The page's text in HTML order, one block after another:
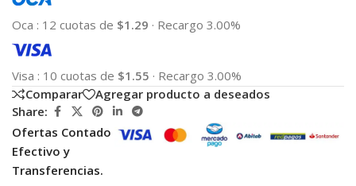
Oca : 12 cuotas de $1.29 · Recargo 3.00%
Visa : 10 cuotas de $1.55 · Recargo 3.00%
Comparar
Agregar producto a deseados
Share:
Ofertas Contado
Efectivo y
Transferencias.